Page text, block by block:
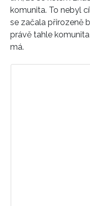
komunita. To nebyl
se začala přirozeně
právě tahle
má.